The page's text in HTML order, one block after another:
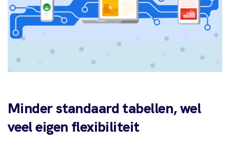
Minder standaard tabellen, wel
veel eigen flexibiliteit